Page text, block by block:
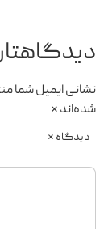
نشانی ایمیل شما
شده‌اند*
دیدگاه *